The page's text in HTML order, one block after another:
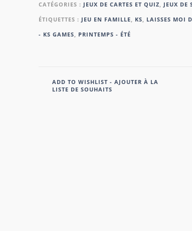
CATÉGORIES : JEUX DE CARTES ET QUIZ, JEUX DE
ÉTIQUETTES : JEU EN FAMILLE, KS, LAISSES MOI
- KS GAMES, PRINTEMPS - ÉTÉ
ADD TO WISHLIST - AJOUTER À LA
LISTE DE SOUHAITS